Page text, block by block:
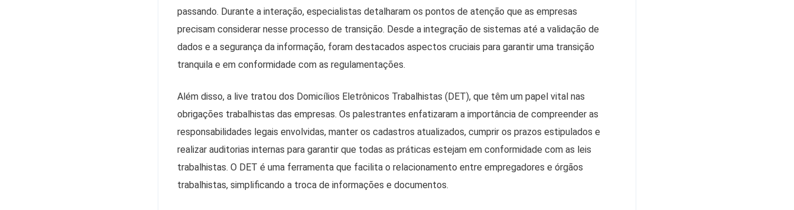
passando. Durante a interação, especialistas detalharam os pontos de atenção que as empresas
precisam considerar nesse processo de transição. Desde a integração de sistemas até a validação de
dados e a segurança da informação, foram destacados aspectos cruciais para garantir uma transição
tranquila e em conformidade com as regulamentações.
Além disso, a live tratou dos Domicílios Eletrônicos Trabalhistas (DET), que têm um papel vital nas
obrigações trabalhistas das empresas. Os palestrantes enfatizaram a importância de compreender as
responsabilidades legais envolvidas, manter os cadastros atualizados, cumprir os prazos estipulados e
realizar auditorias internas para garantir que todas as práticas estejam em conformidade com as leis
trabalhistas. O DET é uma ferramenta que facilita o relacionamento entre empregadores e órgãos
trabalhistas, simplificando a troca de informações e documentos.